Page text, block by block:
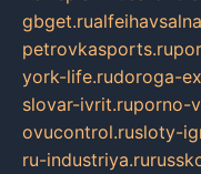
gbget.ru
petrovkasports.ru
york-life.rudoroga-
slovar-ivrit.ruporno-
ovucontrol.rusloty-
ru-industriya.ru